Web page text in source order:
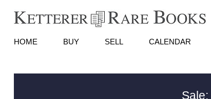
HOME BUY SELL CALENDAR
Sale: